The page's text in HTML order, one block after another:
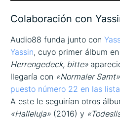
Colaboración con
Audio88 funda junto con
Yassin, cuyo primer álbum
Herrengedeck, bitte»
llegaría con «Normaler Samt»
puesto número 22 en las
A este le seguirían otros
«Halleluja» (2016) y